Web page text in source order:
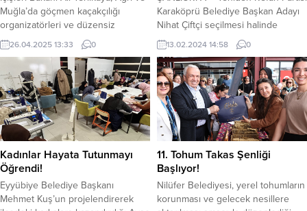
Muğla’da göçmen kaçakçılığı
organizatörleri ve düzensiz
göçmenlere yönelik düzenlenen
operasyonlarda, 42 göçmen
kaçakçılığı organizatörü ve 433
düzensiz göçmen yakalandı. Göç
İdaresi Başkanlığımızın
koordinasyonunda; Emniyet Genel
Müdürlüğü Göçmen Kaçakçılığıyla
Mücadele ve Hudut Kapıları Daire
Başkanlığı koordinesinde; Ağrı ve
Muğla Göçmen Kaçakçılığıyla
Mücadele ve Hudut Kapıları...
26.04.2025 13:33 0
Karaköprü Belediye Başkan Adayı
Nihat Çiftçi seçilmesi halinde
Karaköprü’ye Mobilya Ticaret
Merkezi, Sanayi Ürünleri Satış
Merkezi ve İthalat Merkezi
kuracaklarını söyledi. 31 Mart yerel
seçimlerine 50 günden az bir süre
kaldı. Siyasi partilerin belirlenen
adayları saha çalışmalarını
sürdürüyor. Yeniden Refah Partisi
Karaköprü Belediye Başkan adayı...
13.02.2024 14:58 0
Kadınlar Hayata Tutunmayı
Öğrendi!
Eyyübiye Belediye Başkanı
Mehmet Kuş’un projelendirerek
11. Tohum Takas Şenliği
Başlıyor!
Nilüfer Belediyesi, yerel tohumların
korunması ve gelecek nesillere